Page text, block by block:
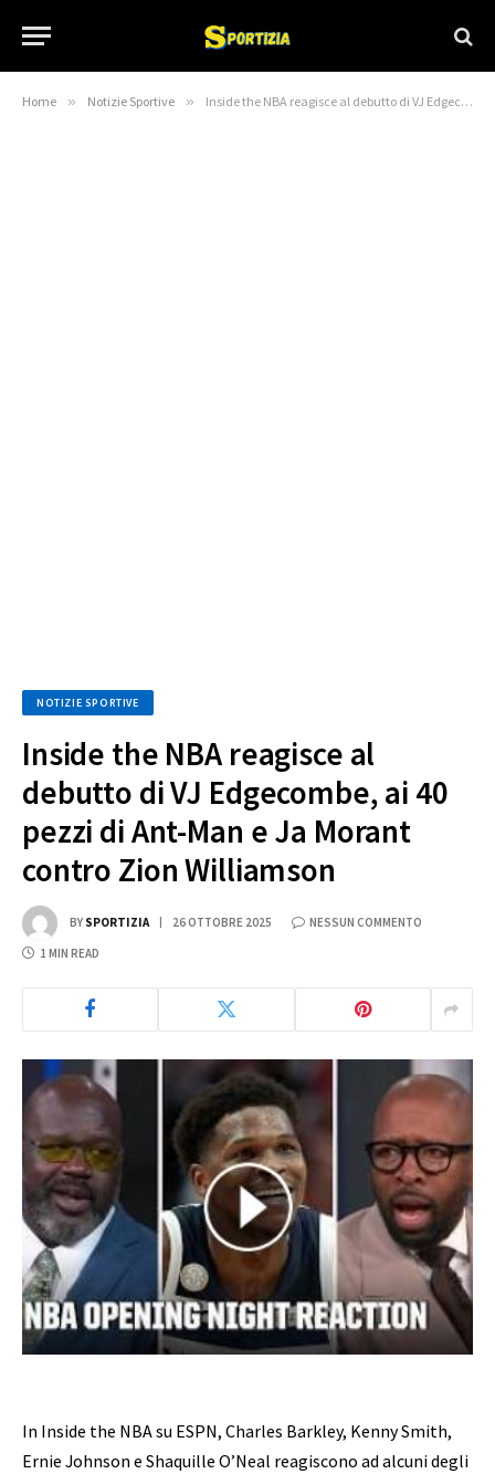
Home » Notizie Sportive » Inside the NBA reagisce al debutto di VJ Edgecombe, ai 40 pezzi di Ant-Man e Ja Morant contro Zion Williamson
NOTIZIE SPORTIVE
Inside the NBA reagisce al
debutto di VJ Edgecombe, ai 40
pezzi di Ant-Man e Ja Morant
contro Zion Williamson
BY SPORTIZIA 26 OTTOBRE 2025 NESSUN COMMENTO
1 MIN READ
In Inside the NBA su ESPN, Charles Barkley, Kenny Smith,
Ernie Johnson e Shaquille O’Neal reagiscono ad alcuni degli